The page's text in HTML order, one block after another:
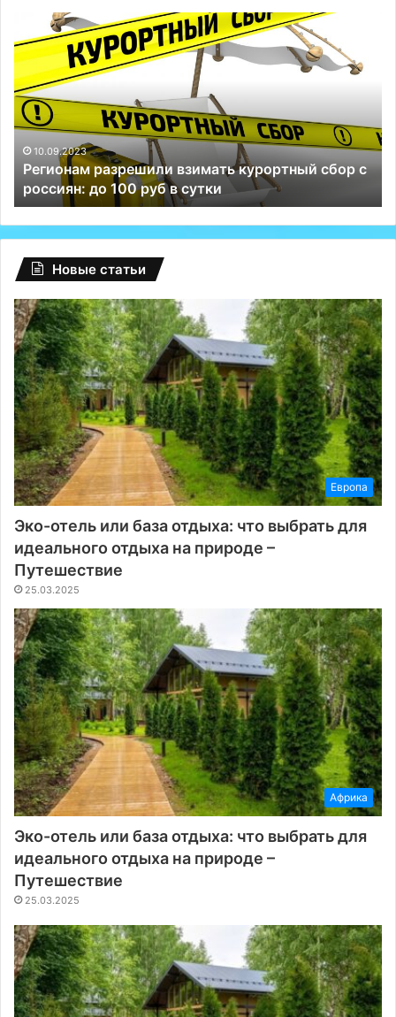
Регионам
разрешили
взимать
курортный
сбор
россиян:
до
100
руб
в
сутки
10.09.2023
Регионам разрешили взимать курортный сбор с
россиян: до 100 руб в сутки
и
Новые статьи
Европа
Эко-отель или база отдыха: что выбрать для
идеального отдыха на природе –
Путешествие
25.03.2025
Африка
Эко-отель или база отдыха: что выбрать для
идеального отдыха на природе –
Путешествие
25.03.2025